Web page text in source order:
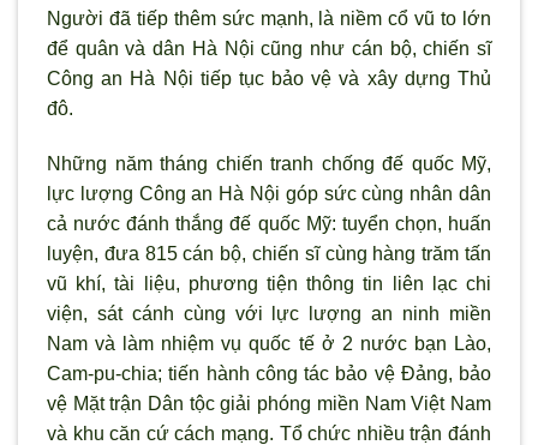
Người đã tiếp thêm sức mạnh, là niềm cổ vũ to lớn
để quân và dân Hà Nội cũng như cán bộ, chiến sĩ
Công an Hà Nội tiếp tục bảo vệ và xây dựng Thủ
đô.
Những năm tháng chiến tranh chống đế quốc Mỹ,
lực lượng Công an Hà Nội góp sức cùng nhân dân
cả nước đánh thắng đế quốc Mỹ: tuyển chọn, huấn
luyện, đưa 815 cán bộ, chiến sĩ cùng hàng trăm tấn
vũ khí, tài liệu, phương tiện thông tin liên lạc chi
viện, sát cánh cùng với lực lượng an ninh miền
Nam và làm nhiệm vụ quốc tế ở 2 nước bạn Lào,
Cam-pu-chia; tiến hành công tác bảo vệ Đảng, bảo
vệ Mặt trận Dân tộc giải phóng miền Nam Việt Nam
và khu căn cứ cách mạng. Tổ chức nhiều trận đánh